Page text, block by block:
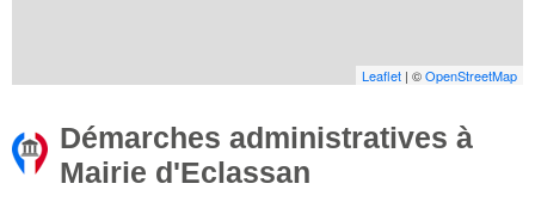
Leaflet | ©OpenStreetMap
Démarches administratives à
Mairie d'Eclassan